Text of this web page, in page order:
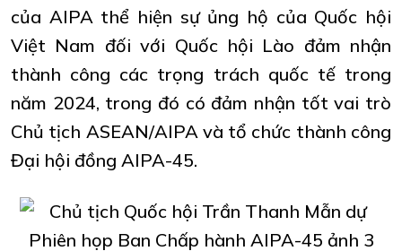
của AIPA thể hiện sự ủng hộ của Quốc hội
Việt Nam đối với Quốc hội Lào đảm nhận
thành công các trọng trách quốc tế trong
năm 2024, trong đó có đảm nhận tốt vai trò
Chủ tịch ASEAN/AIPA và tổ chức thành công
Đại hội đồng AIPA-45.